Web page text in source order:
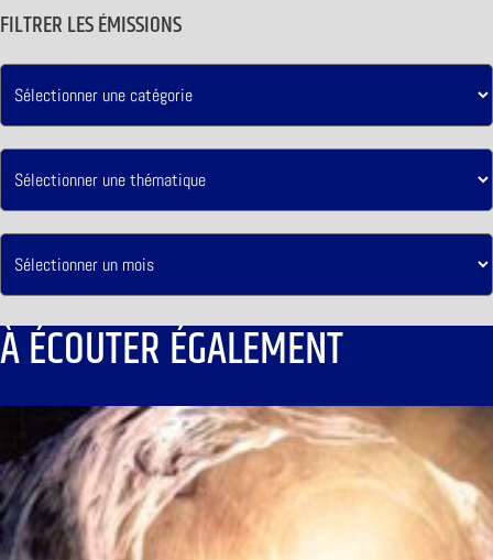
FILTRER LES ÉMISSIONS
À ÉCOUTER ÉGALEMENT